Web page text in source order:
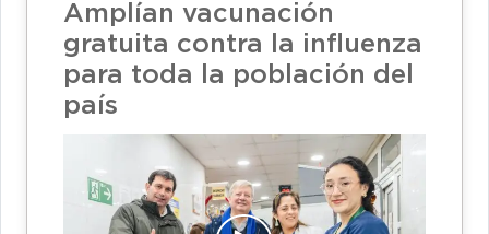
Amplían vacunación
gratuita contra la influenza
para toda la población del
país